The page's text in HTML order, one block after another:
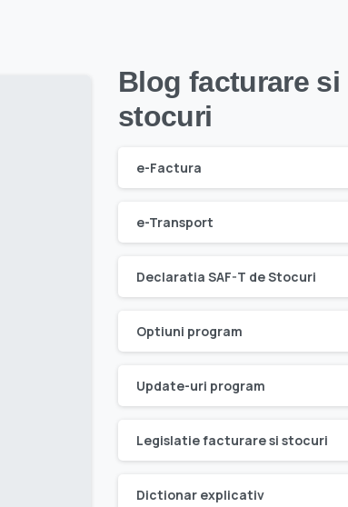
Blog facturare si
stocuri
e-Factura
e-Transport
Declaratia SAF-T de Stocuri
Optiuni program
Update-uri program
Legislatie facturare si stocuri
Dictionar explicativ